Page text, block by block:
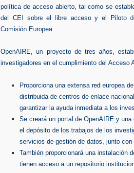
política de acceso abierto, tal como se
del CEI sobre el libre acceso y el Piloto
Comisión Europea.
OpenAIRE, un proyecto de tres años,
investigadores en el cumplimiento del Acceso
Proporciona una extensa red europea
distribuida de centros de enlace
garantizar la ayuda inmediata a los
Se creará un portal de OpenAIRE y
el depósito de los trabajos de los
servicios de gestión de datos, junto
También proporcionará una instalación
tienen acceso a un repositorio